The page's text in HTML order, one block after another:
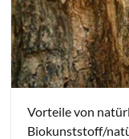
Vorteile von
Biokunststoff/